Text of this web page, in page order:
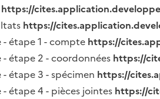
https://
https://
étape 1 - compte https://
étape 2 - coordonnées https://
étape 3 - spécimen https://
étape 4 - pièces jointes https://